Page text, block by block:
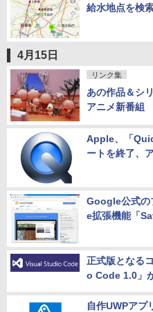
給水地点を検
4月15日
リンク集
あの作品＆シ
アニメ新番組
Apple、「
ートを終了、
Google公式の
e拡張機能「
正式版となる
o Code 1.0」
自作UWPアプ